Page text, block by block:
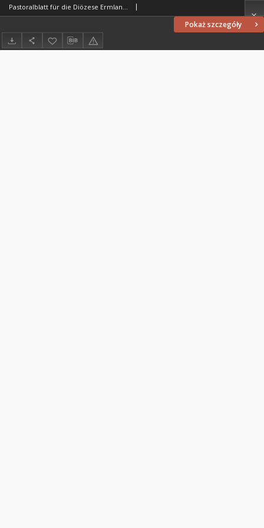
Pokaż szczegóły
Pastoralblatt für die Diözese Ermland, 1874, nr 21-22